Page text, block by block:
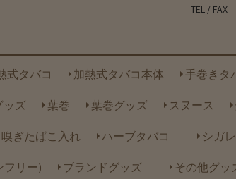
TEL / FAX
式タバコ 加熱式タバコ本体 手巻きタ
ッズ 葉巻 葉巻グッズ スヌース
嗅ぎたばこ入れ ハーブタバコ シガ
フリー) ブランドグッズ その他グッ